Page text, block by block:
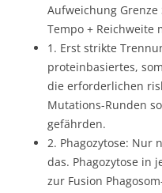
Aufweichung
Tempo + Reichweite
1. Erst strikte
proteinbasiertes,
die erforderlichen
Mutations-Runden
gefährden.
2. Phagozytose: Nur
das. Phagozytose in
zur Fusion